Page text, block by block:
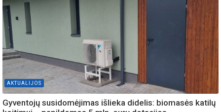
AKTUALIJOS
Gyventojų susidomėjimas išlieka didelis: biomasės katilų